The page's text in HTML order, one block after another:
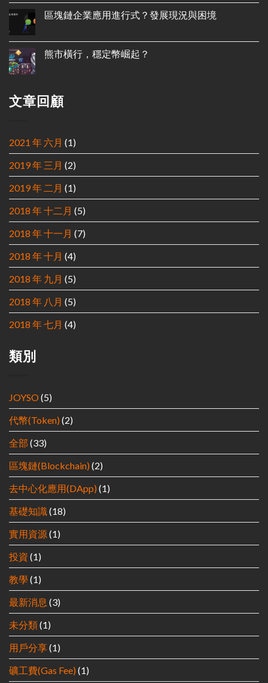
區塊鏈企業應用進行式？發展現況與困境
熊市橫行，穩定幣崛起？
文章回顧
2021 年 六月 (1)
2019 年 三月 (2)
2019 年 二月 (1)
2018 年 十二月 (5)
2018 年 十一月 (7)
2018 年 十月 (4)
2018 年 九月 (5)
2018 年 八月 (5)
2018 年 七月 (4)
類別
JOYSO(5)
代幣(Token) (2)
全部 (33)
區塊鏈(Blockchain) (2)
去中心化應用(DApp) (1)
基礎知識(18)
實用資源(1)
投資 (1)
教學 (1)
最新消息 (3)
未分類(1)
用戶分享(1)
礦工費(Gas Fee) (1)